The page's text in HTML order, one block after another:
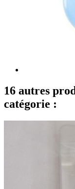
16 autres
catégorie :